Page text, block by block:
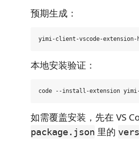
预期生成：
本地安装验证：
如需覆盖安装，先在 VS
package.json 里的